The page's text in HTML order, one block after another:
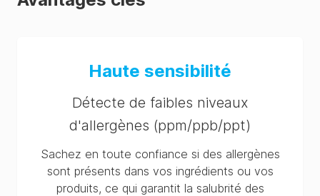
Haute sensibilité
Détecte de faibles niveaux
d'allergènes (ppm/ppb/ppt)
Sachez en toute confiance si des allergènes
sont présents dans vos ingrédients ou vos
produits, ce qui garantit la salubrité des